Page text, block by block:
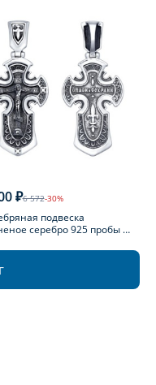
₽6 572-30%
подвеска
серебро 925 пробы с